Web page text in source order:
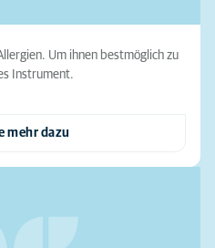
Um ihnen bestmöglich zu
Instrument.
mehr dazu